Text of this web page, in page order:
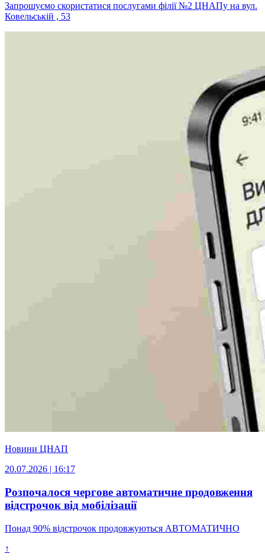
Запрошуємо скористатися послугами філії №2 ЦНАПу на вул.
Ковельській , 53
Новини ЦНАП
20.07.2026 | 16:17
Розпочалося чергове автоматичне продовження
відстрочок від мобілізації
Понад 90% відстрочок продовжуються АВТОМАТИЧНО
↑